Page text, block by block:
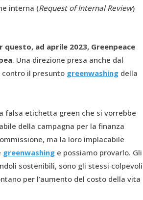
interna (Request of Internal Review)
questo, ad aprile 2023, Greenpeace
. Una direzione presa anche dal
il presunto greenwashing della
falsa etichetta green che si vorrebbe
della campagna per la finanza
ma la loro implacabile
greenwashing e possiamo provarlo. Gli
sostenibili, sono gli stessi colpevoli
per l’aumento del costo della vita